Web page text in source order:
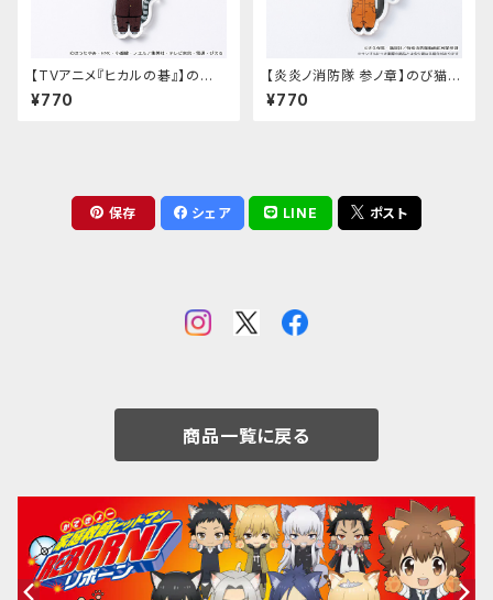
【TVアニメ『ヒカルの碁』】のび
猫アクリルキーホルダー（筒井
公宏）
¥770
【炎炎ノ消防隊 参ノ章】のび猫ア
クリルキーホルダー（茉希 尾瀬）
¥770
保存 シェア LINE ポスト
商品一覧に戻る